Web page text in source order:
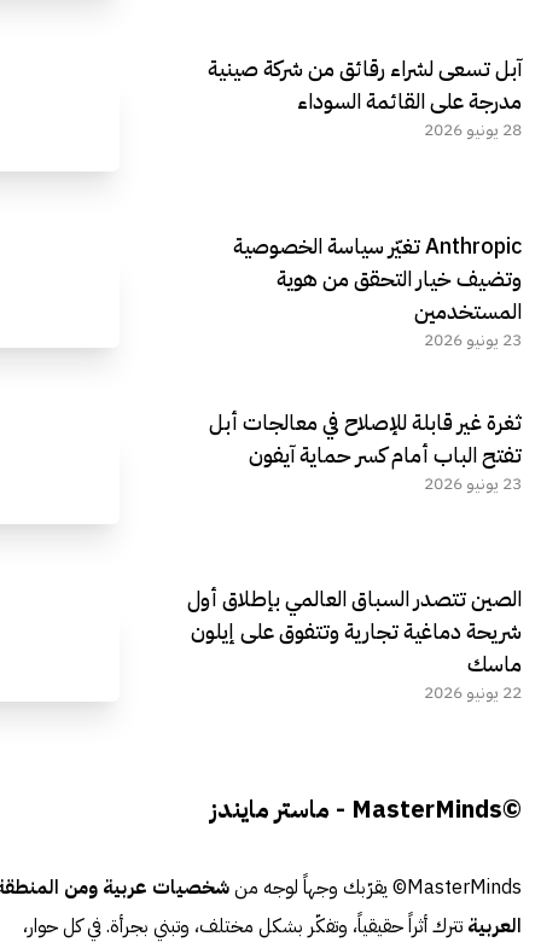
آبل تسعى لشراء رقائق من شركة صينية
مدرجة على القائمة السوداء
28 يونيو 2026
Anthropic تغيّر سياسة الخصوصية
وتضيف خيار التحقق من هوية
المستخدمين
23 يونيو 2026
ثغرة غير قابلة للإصلاح في معالجات أبل
تفتح الباب أمام كسر حماية آيفون
23 يونيو 2026
الصين تتصدر السباق العالمي بإطلاق أول
شريحة دماغية تجارية وتتفوق على إيلون
ماسك
22 يونيو 2026
©MasterMinds - ماستر مايندز
MasterMinds© يقرّبك وجهاً لوجه من
شخصيات عربية ومن
العربية تترك أثراً حقيقياً، وتفكّر بشكل مختلف، وتبني بجرأة. في كل حوار،